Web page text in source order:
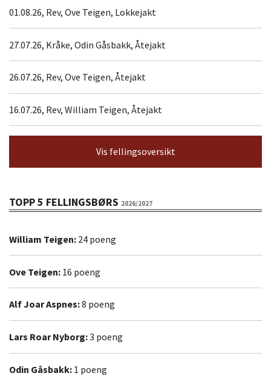
01.08.26, Rev, Ove Teigen, Lokkejakt
27.07.26, Kråke, Odin Gåsbakk, Åtejakt
26.07.26, Rev, Ove Teigen, Åtejakt
16.07.26, Rev, William Teigen, Åtejakt
Vis fellingsoversikt
TOPP 5 FELLINGSBØRS 2026/2027
William Teigen: 24 poeng
Ove Teigen: 16 poeng
Alf Joar Aspnes:8 poeng
Lars Roar Nyborg:3 poeng
Odin Gåsbakk: 1 poeng